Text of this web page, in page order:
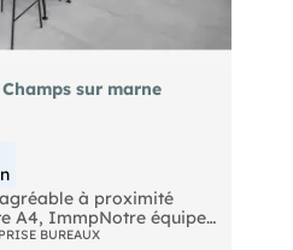
sur marne
à proximité
A4, ImmpNotre équipes
à la location
BUREAUX